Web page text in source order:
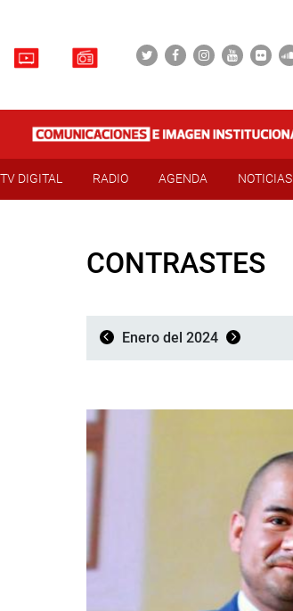
TV DIGITAL RADIO AGENDA NOTICIAS
CONTRASTES
Enero del 2024